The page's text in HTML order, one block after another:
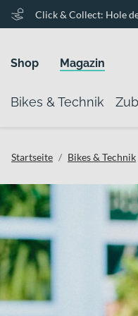
Click & Collect: Hole
Shop Magazin
Bikes & Technik
Startseite Bikes & Technik